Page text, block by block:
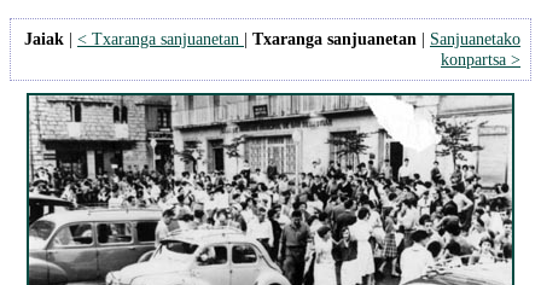
Jaiak | < Txaranga sanjuanetan | Txaranga sanjuanetan | Sanjuanetako
konpartsa >